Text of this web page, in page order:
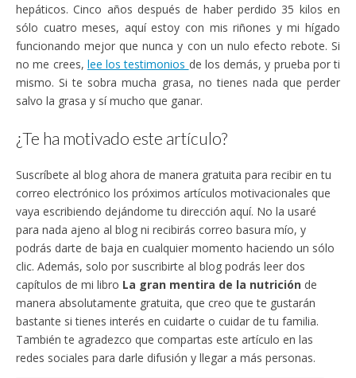
hepáticos. Cinco años después de haber perdido 35 kilos en
sólo cuatro meses, aquí estoy con mis riñones y mi hígado
funcionando mejor que nunca y con un nulo efecto rebote. Si
no me crees, lee los testimonios de los demás, y prueba por ti
mismo. Si te sobra mucha grasa, no tienes nada que perder
salvo la grasa y sí mucho que ganar.
¿Te ha motivado este artículo?
Suscríbete al blog ahora de manera gratuita para recibir en tu
correo electrónico los próximos artículos motivacionales que
vaya escribiendo dejándome tu dirección aquí. No la usaré
para nada ajeno al blog ni recibirás correo basura mío, y
podrás darte de baja en cualquier momento haciendo un sólo
clic. Además, solo por suscribirte al blog podrás leer dos
capítulos de mi libro La gran mentira de la nutrición de
manera absolutamente gratuita, que creo que te gustarán
bastante si tienes interés en cuidarte o cuidar de tu familia.
También te agradezco que compartas este artículo en las
redes sociales para darle difusión y llegar a más personas.